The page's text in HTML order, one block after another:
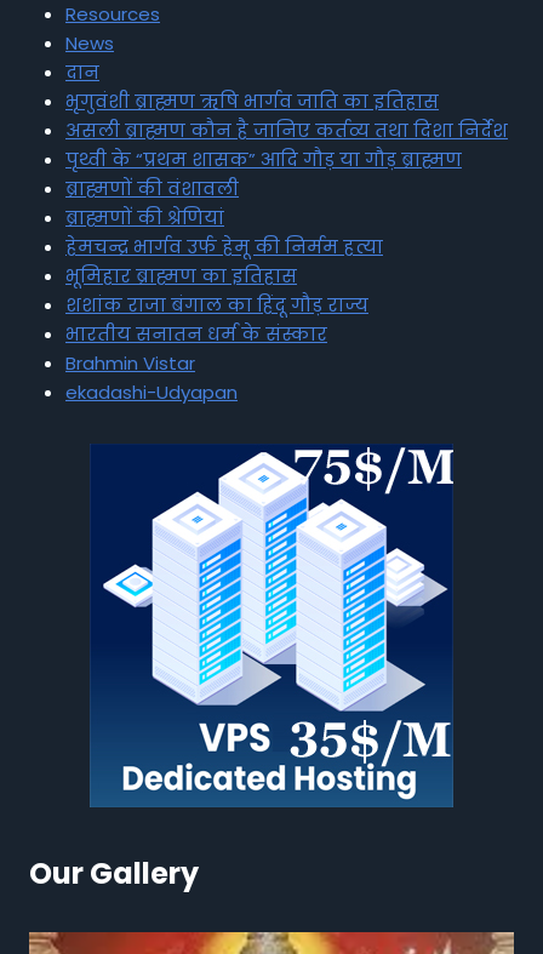
Resources
News
दान
भृगुवंशी ब्राह्मण ऋषि भार्गव जाति का इतिहास
असली ब्राह्मण कौन है जानिए कर्तव्य तथा दिशा निर्देश
पृथ्वी के “प्रथम शासक” आदि गौड़ या गौड़ ब्राह्मण
ब्राह्मणों की वंशावली
ब्राह्मणों की श्रेणियां
हेमचन्द्र भार्गव उर्फ हेमू की निर्मम हत्या
भूमिहार ब्राह्मण का इतिहास
शशांक राजा बंगाल का हिंदू गौड़ राज्य
भारतीय सनातन धर्म के संस्कार
Brahmin Vistar
ekadashi-Udyapan
Our Gallery